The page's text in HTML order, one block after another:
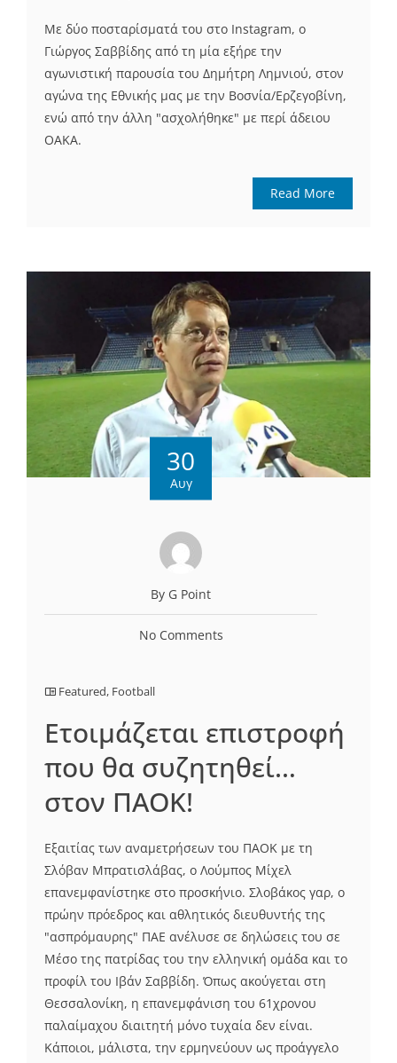
Με δύο ποσταρίσματά του στο Instagram, ο
Γιώργος Σαββίδης από τη μία εξήρε την
αγωνιστική παρουσία του Δημήτρη Λημνιού, στον
αγώνα της Εθνικής μας με την Βοσνία/Ερζεγοβίνη,
ενώ από την άλλη "ασχολήθηκε" με περί άδειου
ΟΑΚΑ.
Read More
30
Αυγ
By G Point
No Comments
Featured, Football
Ετοιμάζεται επιστροφή
που θα συζητηθεί…
στον ΠΑΟΚ!
Εξαιτίας των αναμετρήσεων του ΠΑΟΚ με τη
Σλόβαν Μπρατισλάβας, ο Λούμπος Μίχελ
επανεμφανίστηκε στο προσκήνιο. Σλοβάκος γαρ, ο
πρώην πρόεδρος και αθλητικός διευθυντής της
"ασπρόμαυρης" ΠΑΕ ανέλυσε σε δηλώσεις του σε
Μέσο της πατρίδας του την ελληνική ομάδα και το
προφίλ του Ιβάν Σαββίδη. Όπως ακούγεται στη
Θεσσαλονίκη, η επανεμφάνιση του 61χρονου
παλαίμαχου διαιτητή μόνο τυχαία δεν είναι.
Κάποιοι, μάλιστα, την ερμηνεύουν ως προάγγελο